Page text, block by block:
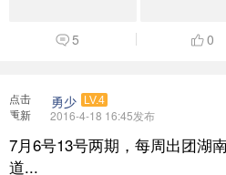
5 0
点击
重新
勇少 LV.4
2016-4-18 16:45发布
7月6号13号两期，每周出团湖
道...